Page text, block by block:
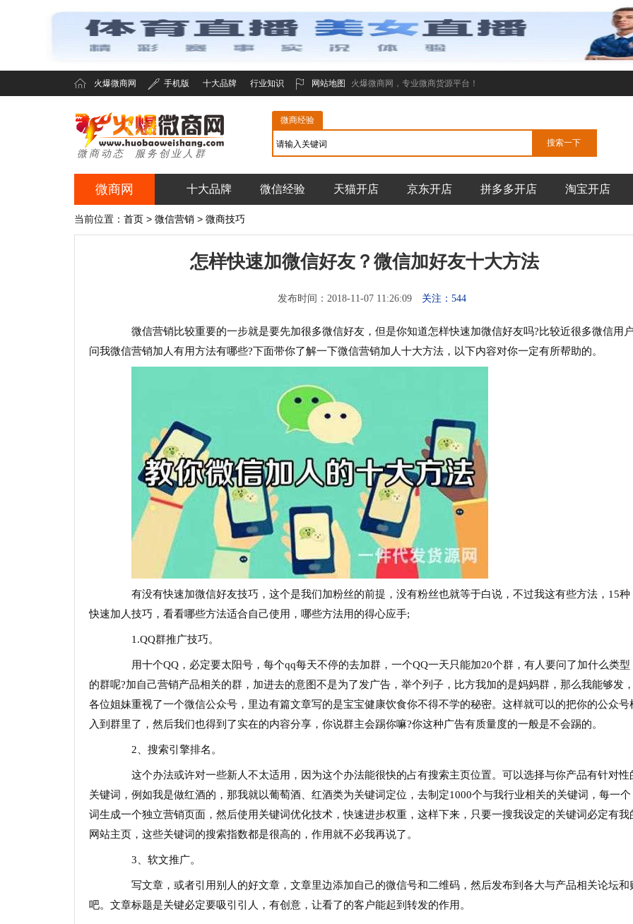
火爆微商网 手机版 十大品牌 行业知识 网站地图 火爆微商网，专业微商货源平台！
火爆微商网
微商动态 服务创业人群
微商经验
微商网 十大品牌 微信经验 天猫开店 京东开店 拼多多开店 淘宝开店
当前位置： 首页> 微信营销> 微商技巧
怎样快速加微信好友？微信加好友十大方法
发布时间：2018-11-07 11:26:09 关注：544
微信营销比较重要的一步就是要先加很多微信好友，但是你知道怎样快速加微信好友吗?比较近很多微信用
问我微信营销加人有用方法有哪些?下面带你了解一下微信营销加人十大方法，以下内容对你一定有所帮助的。
有没有快速加微信好友技巧，这个是我们加粉丝的前提，没有粉丝也就等于白说，不过我这有些方法，15种
快速加人技巧，看看哪些方法适合自己使用，哪些方法用的得心应手;
1.QQ群推广技巧。
用十个QQ，必定要太阳号，每个qq每天不停的去加群，一个QQ一天只能加20个群，有人要问了加什么类型
的群呢?加自己营销产品相关的群，加进去的意图不是为了发广告，举个列子，比方我加的是妈妈群，那么我能够发
各位姐妹重视了一个微信公众号，里边有篇文章写的是宝宝健康饮食你不得不学的秘密。这样就可以的把你的公众号
入到群里了，然后我们也得到了实在的内容分享，你说群主会踢你嘛?你这种广告有质量度的一般是不会踢的。
2、搜索引擎排名。
这个办法或许对一些新人不太适用，因为这个办法能很快的占有搜索主页位置。可以选择与你产品有针对性
关键词，例如我是做红酒的，那我就以葡萄酒、红酒类为关键词定位，去制定1000个与我行业相关的关键词，每一个
词生成一个独立营销页面，然后使用关键词优化技术，快速进步权重，这样下来，只要一搜我设定的关键词必定有我
网站主页，这些关键词的搜索指数都是很高的，作用就不必我再说了。
3、软文推广。
写文章，或者引用别人的好文章，文章里边添加自己的微信号和二维码，然后发布到各大与产品相关论坛和
吧。文章标题是关键必定要吸引引人，有创意，让看了的客户能起到转发的作用。